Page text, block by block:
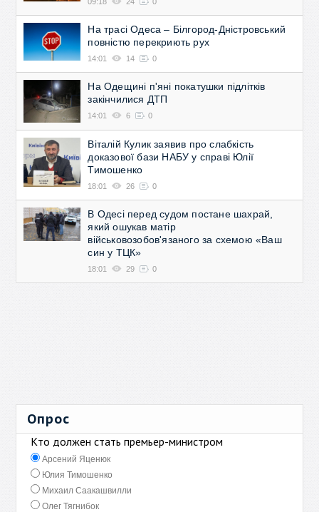
На трасі Одеса – Білгород-Дністровський
повністю перекриють рух
14:01 14 0
На Одещині п'яні покатушки підлітків
закінчилися ДТП
14:01 6 0
Віталій Кулик заявив про слабкість
доказової бази НАБУ у справі Юлії
Тимошенко
18:01 26 0
В Одесі перед судом постане шахрай,
який ошукав матір
військовозобов'язаного за схемою «Ваш
син у ТЦК»
18:01 29 0
Опрос
Кто должен стать премьер-министром
Арсений Яценюк
Юлия Тимошенко
Михаил Саакашвилли
Олег Тягнибок